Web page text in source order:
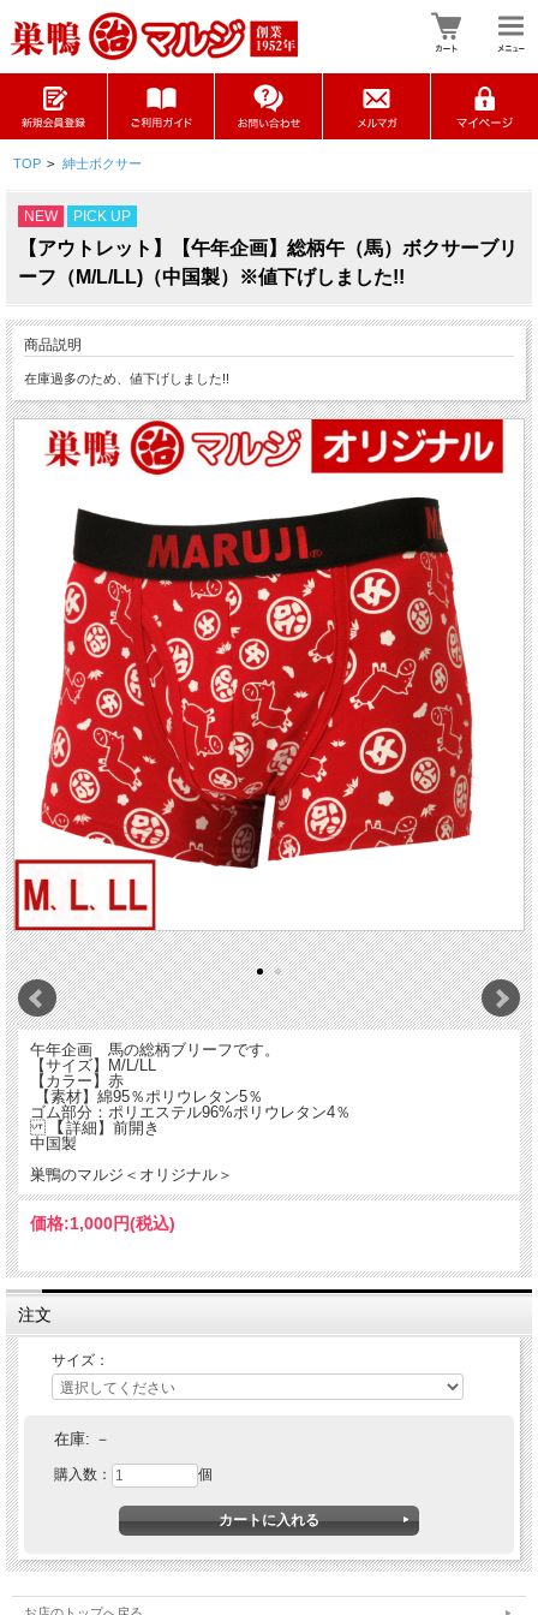
TOP > 紳士ボクサー
NEW PICK UP
【アウトレット】【午年企画】総柄午（馬）ボクサーブリ
ーフ（M/L/LL)（中国製）※値下げしました!!
商品説明
在庫過多のため、値下げしました!!
午年企画 馬の総柄ブリーフです。
【サイズ】M/L/LL
【カラー】赤
【素材】綿95％ポリウレタン5％
ゴム部分：ポリエステル96%ポリウレタン4％
【詳細】前開き
中国製
巣鴨のマルジ＜オリジナル＞
価格:1,000円(税込)
注文
サイズ：
在庫: －
購入数： 個